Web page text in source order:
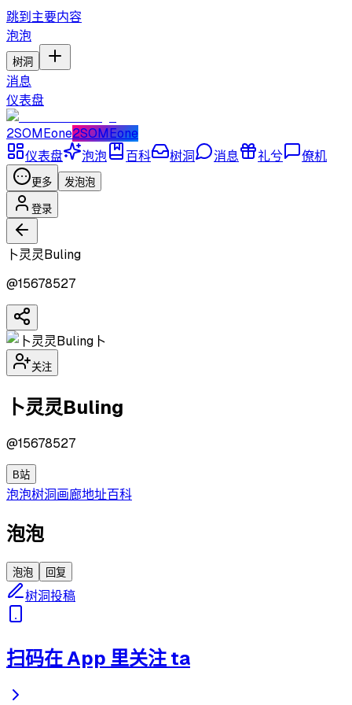
跳到主要内容
泡泡
树洞
消息
仪表盘
2SOMEone2SOMEone
仪表盘
泡泡 百科 树洞 消息 礼兮 僚机
更多 发泡泡
登录
卜灵灵Buling
@15678527
卜
关注
卜灵灵Buling
@15678527
B站
泡泡树洞画廊地址百科
泡泡
泡泡 回复
树洞投稿
扫码在 App 里关注 ta